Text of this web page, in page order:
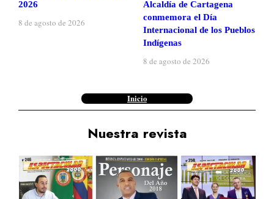
2026
8 de agosto de 2026
Alcaldía de Cartagena
conmemora el Día
Internacional de los Pueblos
Indígenas
8 de agosto de 2026
Inicio
Nuestra revista